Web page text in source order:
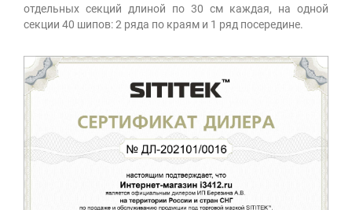
отдельных секций длиной по 30 см каждая, на одной
секции 40 шипов: 2 ряда по краям и 1 ряд посередине.